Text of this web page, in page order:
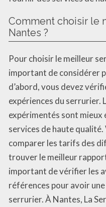
Comment choisir le
Nantes ?
Pour choisir le meilleur
important de considérer
d’abord, vous devez
expériences du serrurier.
expérimentés sont
services de haute
comparer les tarifs des
trouver le meilleur
important de vérifier les
références pour avoir
serrurier. À Nantes, La